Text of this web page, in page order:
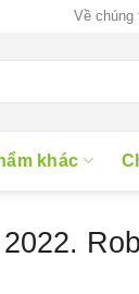
Về chúng
khác